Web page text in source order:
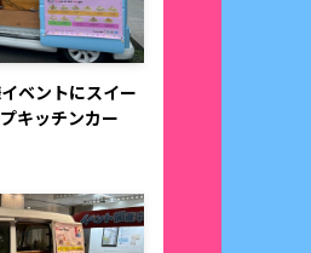
ベントにスイー
キッチンカー